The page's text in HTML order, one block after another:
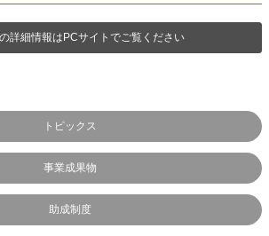
詳細情報はPCサイトでご覧ください
トピックス
事業成果物
助成制度